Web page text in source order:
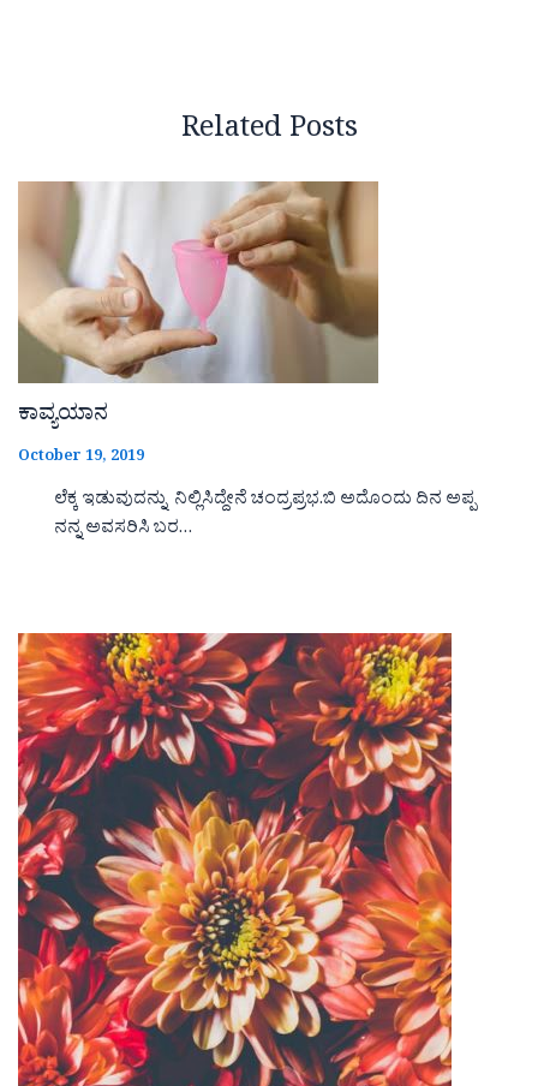
Related Posts
ಕಾವ್ಯಯಾನ
October 19, 2019
ಲೆಕ್ಕ ಇಡುವುದನ್ನು ನಿಲ್ಲಿಸಿದ್ದೇನೆ ಚಂದ್ರಪ್ರಭ.ಬಿ ಅದೊಂದು ದಿನ ಅಪ್ಪ
ನನ್ನ ಅವಸರಿಸಿ ಬರ…